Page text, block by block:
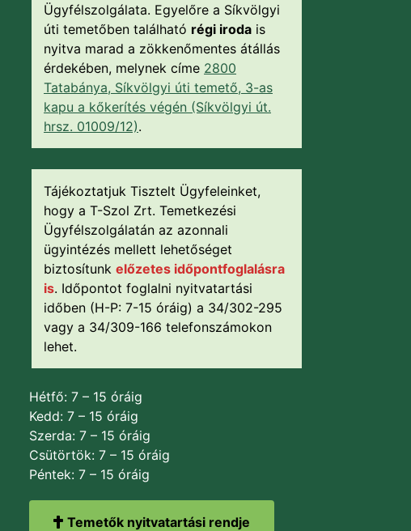
Ügyfélszolgálata. Egyelőre a Síkvölgyi
úti temetőben található régi iroda is
nyitva marad a zökkenőmentes átállás
érdekében, melynek címe 2800
Tatabánya, Síkvölgyi úti temető, 3-as
kapu a kőkerítés végén (Síkvölgyi út.
hrsz. 01009/12).
Tájékoztatjuk Tisztelt Ügyfeleinket,
hogy a T-Szol Zrt. Temetkezési
Ügyfélszolgálatán az azonnali
ügyintézés mellett lehetőséget
biztosítunk előzetes időpontfoglalásra
is. Időpontot foglalni nyitvatartási
időben (H-P: 7-15 óráig) a 34/302-295
vagy a 34/309-166 telefonszámokon
lehet.
Hétfő: 7 – 15 óráig
Kedd: 7 – 15 óráig
Szerda: 7 – 15 óráig
Csütörtök: 7 – 15 óráig
Péntek: 7 – 15 óráig
Temetők nyitvatartási rendje